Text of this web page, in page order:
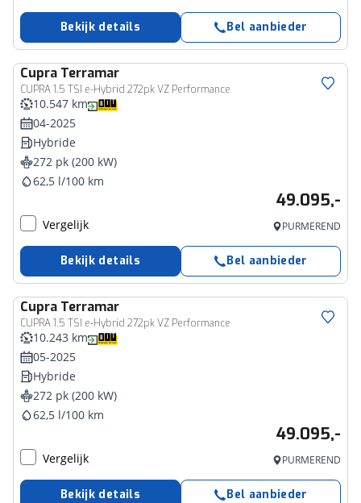
Bekijk details Bel aanbieder
Cupra Terramar
CUPRA 1.5 TSI e-Hybrid 272pk VZ Performance
10.547 km
04-2025
Hybride
272 pk (200 kW)
62,5 l/100 km
49.095,-
Vergelijk PURMEREND
Bekijk details Bel aanbieder
Cupra Terramar
CUPRA 1.5 TSI e-Hybrid 272pk VZ Performance
10.243 km
05-2025
Hybride
272 pk (200 kW)
62,5 l/100 km
49.095,-
Vergelijk PURMEREND
Bekijk details Bel aanbieder